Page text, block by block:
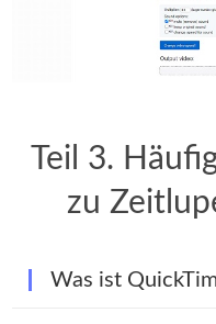
Teil 3.
zu
Was ist